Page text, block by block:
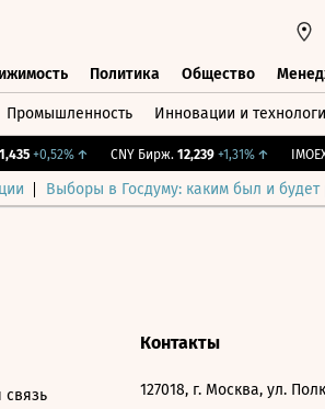
Политика Общество
Промышленность Инновации и
+0,52%↑ CNY Бирж. 12,239 +1,31%↑ IMOEX
Выборы в Госдуму: каким был и будет
связь
Контакты
127018, г. Москва, ул.